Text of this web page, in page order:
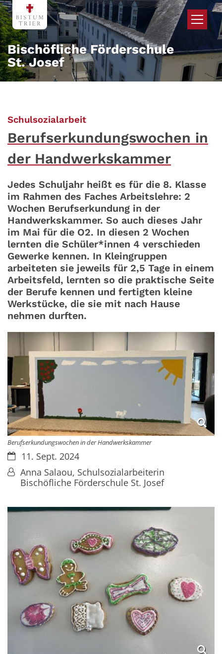
Zum Inhalt springen
Bischöfliche Förderschule
St. Josef
Schulsozialarbeit:
Berufserkundungswochen in
der Handwerkskammer
Jedes Schuljahr heißt es für die 8. Klasse
im Rahmen des Faches Arbeitslehre: 2
Wochen Berufserkundung in der
Handwerkskammer. So auch dieses Jahr
im Mai für die O2. In diesen 2 Wochen
lernten die Schüler*innen 4 verschieden
Gewerke kennen. In Kleingruppen
arbeiteten sie jeweils für 2,5 Tage in einem
Arbeitsfeld, lernten so die praktische Seite
der Berufe kennen und fertigten kleine
Werkstücke, die sie mit nach Hause
nehmen durften.
Berufserkundungswochen in der Handwerkskammer
Datum:11. Sept. 2024
Von:Anna Salaou, Schulsozialarbeiterin
Bischöfliche Förderschule St. Josef